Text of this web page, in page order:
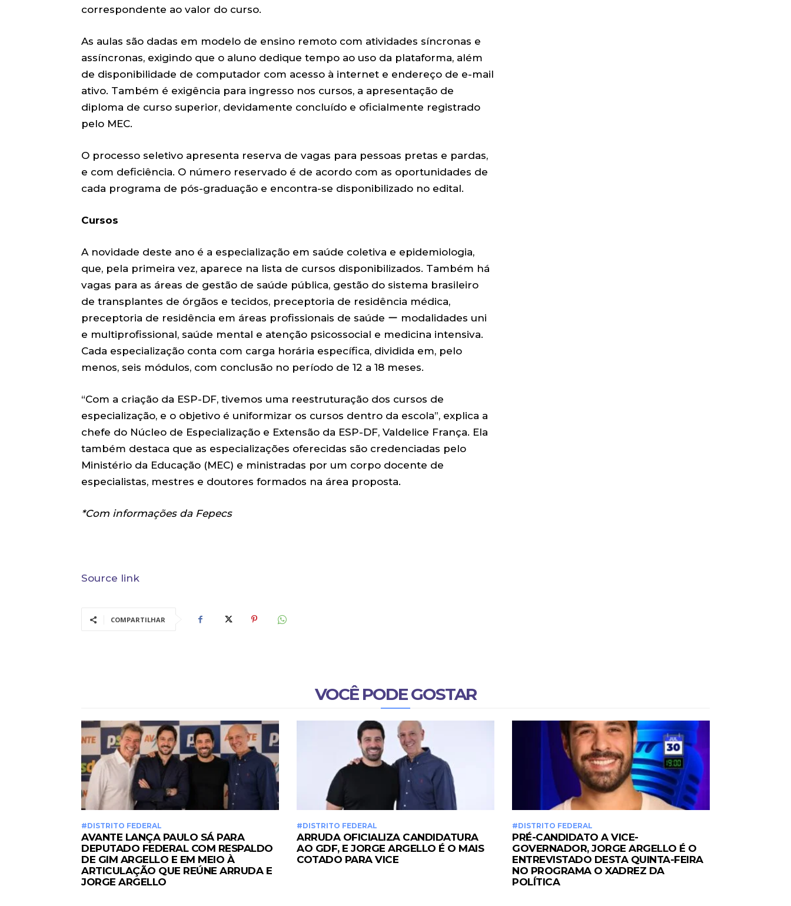
correspondente ao valor do curso.
As aulas são dadas em modelo de ensino remoto com atividades síncronas e
assíncronas, exigindo que o aluno dedique tempo ao uso da plataforma, além
de disponibilidade de computador com acesso à internet e endereço de e-mail
ativo. Também é exigência para ingresso nos cursos, a apresentação de
diploma de curso superior, devidamente concluído e oficialmente registrado
pelo MEC.
O processo seletivo apresenta reserva de vagas para pessoas pretas e pardas,
e com deficiência. O número reservado é de acordo com as oportunidades de
cada programa de pós-graduação e encontra-se disponibilizado no edital.
Cursos
A novidade deste ano é a especialização em saúde coletiva e epidemiologia,
que, pela primeira vez, aparece na lista de cursos disponibilizados. Também há
vagas para as áreas de gestão de saúde pública, gestão do sistema brasileiro
de transplantes de órgãos e tecidos, preceptoria de residência médica,
preceptoria de residência em áreas profissionais de saúde ー modalidades uni
e multiprofissional, saúde mental e atenção psicossocial e medicina intensiva.
Cada especialização conta com carga horária específica, dividida em, pelo
menos, seis módulos, com conclusão no período de 12 a 18 meses.
“Com a criação da ESP-DF, tivemos uma reestruturação dos cursos de
especialização, e o objetivo é uniformizar os cursos dentro da escola”, explica a
chefe do Núcleo de Especialização e Extensão da ESP-DF, Valdelice França. Ela
também destaca que as especializações oferecidas são credenciadas pelo
Ministério da Educação (MEC) e ministradas por um corpo docente de
especialistas, mestres e doutores formados na área proposta.
*Com informações da Fepecs
Source link
COMPARTILHAR
VOCÊ PODE GOSTAR
#DISTRITO FEDERAL
AVANTE LANÇA PAULO SÁ PARA
DEPUTADO FEDERAL COM RESPALDO
DE GIM ARGELLO E EM MEIO À
ARTICULAÇÃO QUE REÚNE ARRUDA E
JORGE ARGELLO
#DISTRITO FEDERAL
ARRUDA OFICIALIZA CANDIDATURA
AO GDF, E JORGE ARGELLO É O MAIS
COTADO PARA VICE
#DISTRITO FEDERAL
PRÉ-CANDIDATO A VICE-
GOVERNADOR, JORGE ARGELLO É O
ENTREVISTADO DESTA QUINTA-FEIRA
NO PROGRAMA O XADREZ DA
POLÍTICA